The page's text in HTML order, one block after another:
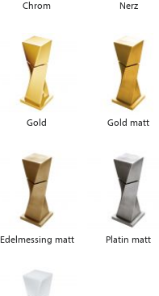
Chrom Nerz
Gold Gold matt
Edelmessing matt Platin matt